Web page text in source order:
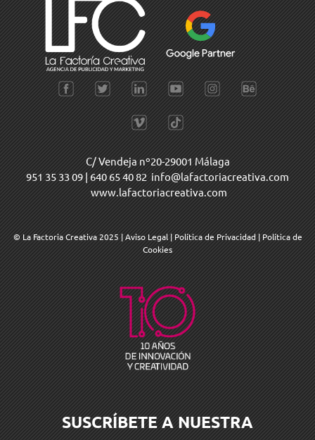
C/ Vendeja nº20-29001 Málaga
951 35 33 09 | 640 65 40 82 info@lafactoriacreativa.com
www.lafactoriacreativa.com
© La Factoria Creativa 2025 |Aviso Legal | Política de Privacidad | Política de
Cookies
SUSCRÍBETE A NUESTRA